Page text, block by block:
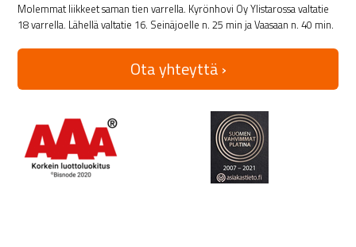
Molemmat liikkeet saman tien varrella. Kyrönhovi Oy Ylistarossa valtatie
18 varrella. Lähellä valtatie 16. Seinäjoelle n. 25 min ja Vaasaan n. 40 min.
Ota yhteyttä ›